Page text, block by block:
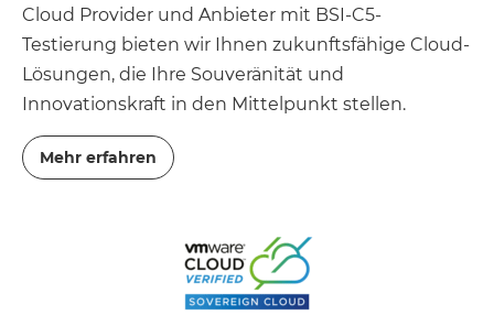
Cloud Provider und Anbieter mit BSI-C5-
Testierung bieten wir Ihnen zukunftsfähige Cloud-
Lösungen, die Ihre Souveränität und
Innovationskraft in den Mittelpunkt stellen.
Mehr erfahren